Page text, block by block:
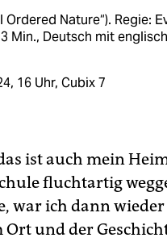
Ordered Nature“). Regie:
Min., Deutsch mit
16 Uhr, Cubix 7
ist auch mein
fluchtartig
war ich dann
und der